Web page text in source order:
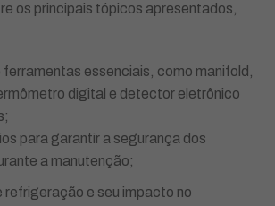
os principais tópicos apresentados,
essenciais, como manifold,
digital e detector eletrônico
para garantir a segurança dos
a manutenção;
refrigeração e seu impacto no